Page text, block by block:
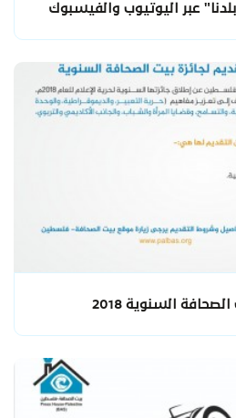
عبر اليوتيوب والفيسبوك
السنوية 2018